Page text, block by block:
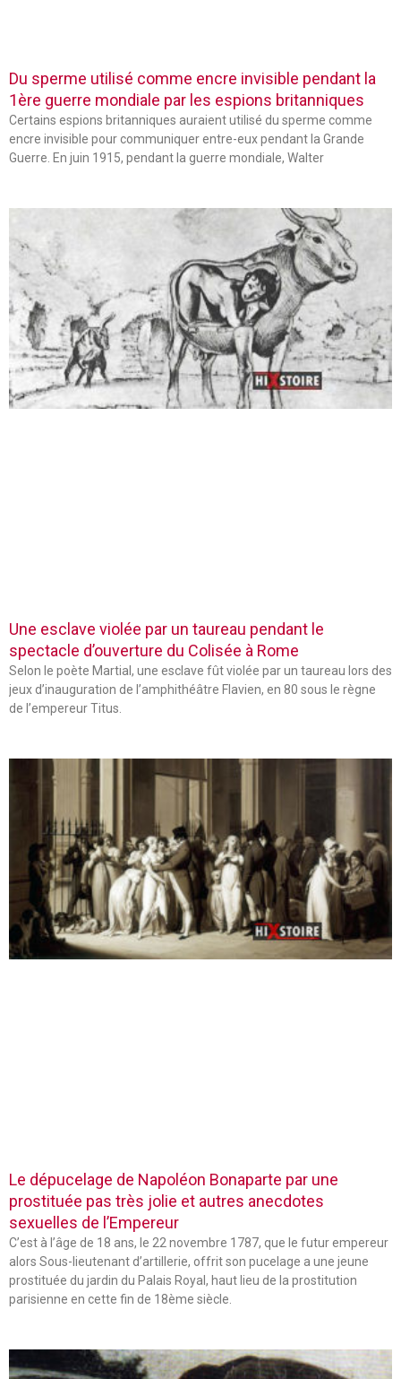
Du sperme utilisé comme encre invisible pendant la
1ère guerre mondiale par les espions britanniques
Certains espions britanniques auraient utilisé du sperme comme
encre invisible pour communiquer entre-eux pendant la Grande
Guerre. En juin 1915, pendant la guerre mondiale, Walter
Une esclave violée par un taureau pendant le
spectacle d’ouverture du Colisée à Rome
Selon le poète Martial, une esclave fût violée par un taureau lors des
jeux d’inauguration de l’amphithéâtre Flavien, en 80 sous le règne
de l’empereur Titus.
Le dépucelage de Napoléon Bonaparte par une
prostituée pas très jolie et autres anecdotes
sexuelles de l’Empereur
C’est à l’âge de 18 ans, le 22 novembre 1787, que le futur empereur
alors Sous-lieutenant d’artillerie, offrit son pucelage a une jeune
prostituée du jardin du Palais Royal, haut lieu de la prostitution
parisienne en cette fin de 18ème siècle.